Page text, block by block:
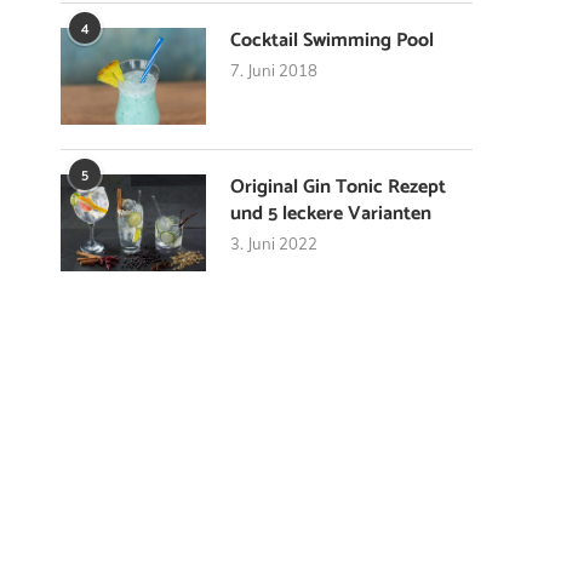
4 Cocktail Swimming Pool
7. Juni 2018
5
Original Gin Tonic Rezept
und 5 leckere Varianten
3. Juni 2022